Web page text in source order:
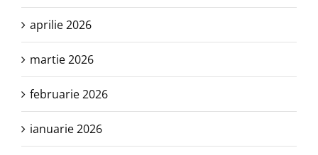
aprilie 2026
martie 2026
februarie 2026
ianuarie 2026